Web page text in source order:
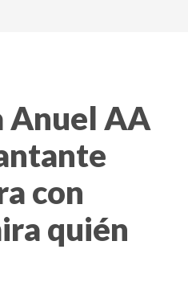
Anuel AA
con
quién